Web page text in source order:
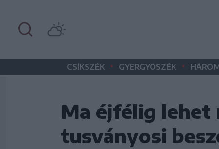
CSÍKSZÉK • GYERGYÓSZÉK •
Ma éjfélig
tusványosi